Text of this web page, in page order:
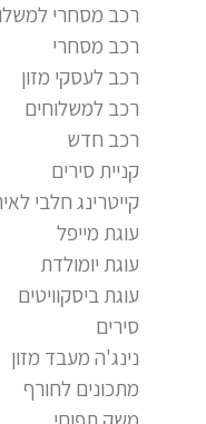
רכב מסחרי
רכב מסחרי
רכב לעסקי מזון
רכב למשלוחים
רכב חדש
קניית סירים
קייטרינג חלבי
עוגת מייפל
עוגת יומולדת
עוגת ביסקוויטים
סירים
נינג'ה מעבד מזון
מתכונים לחורף